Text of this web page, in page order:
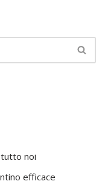
noi
efficace